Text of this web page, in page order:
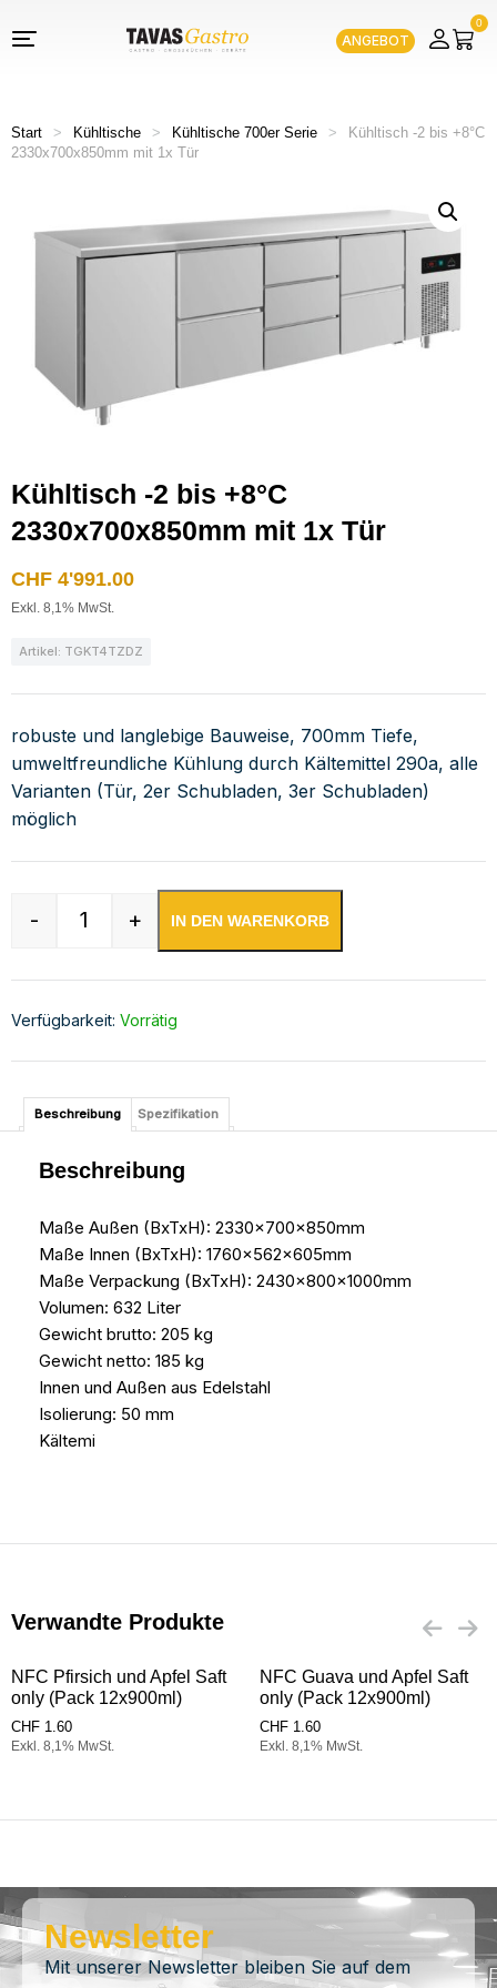
ANGEBOT
0
Start > Kühltische > Kühltische 700er Serie >
Kühltisch -2 bis +8°C
2330x700x850mm mit 1x Tür
Kühltisch -2 bis +8°C
2330x700x850mm mit 1x Tür
CHF 4'991.00
Exkl. 8,1% MwSt.
Artikel: TGKT4TZDZ
robuste und langlebige Bauweise, 700mm Tiefe,
umweltfreundliche Kühlung durch Kältemittel 290a, alle
Varianten (Tür, 2er Schubladen, 3er Schubladen)
möglich
Kühltisch -2 bis +8°C 2330x700x850mm mit 1x
- + IN DEN WARENKORB
Verfügbarkeit: Vorrätig
Beschreibung Spezifikation
Beschreibung
Maße Außen (BxTxH): 2330x700x850mm
Maße Innen (BxTxH): 1760x562x605mm
Maße Verpackung (BxTxH): 2430x800x1000mm
Volumen: 632 Liter
Gewicht brutto: 205 kg
Gewicht netto: 185 kg
Innen und Außen aus Edelstahl
Isolierung: 50 mm
Kältemi
Verwandte Produkte
NFC Pfirsich und Apfel Saft
only (Pack 12x900ml)
CHF 1.60
Exkl. 8,1% MwSt.
NFC Guava und Apfel Saft
only (Pack 12x900ml)
CHF 1.60
Exkl. 8,1% MwSt.
Newsletter
Mit unserer Newsletter bleiben Sie auf dem